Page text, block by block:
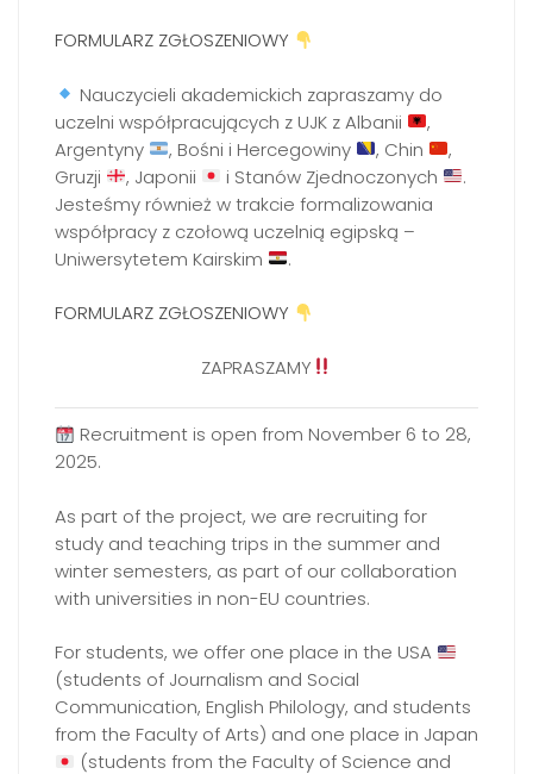
FORMULARZ ZGŁOSZENIOWY
Nauczycieli akademickich zapraszamy do
uczelni współpracujących z UJK z Albanii
,
Argentyny
, Bośni i Hercegowiny , Chin
,
Gruzji
, Japonii i Stanów Zjednoczonych
.
Jesteśmy również w trakcie formalizowania
współpracy z czołową uczelnią egipską –
Uniwersytetem Kairskim
.
FORMULARZ ZGŁOSZENIOWY
ZAPRASZAMY
Recruitment is open from November 6 to 28,
2025.
As part of the project, we are recruiting for
study and teaching trips in the summer and
winter semesters, as part of our collaboration
with universities in non-EU countries.
For students, we offer one place in the USA
(students of Journalism and Social
Communication, English Philology, and students
from the Faculty of Arts) and one place in Japan
(students from the Faculty of Science and